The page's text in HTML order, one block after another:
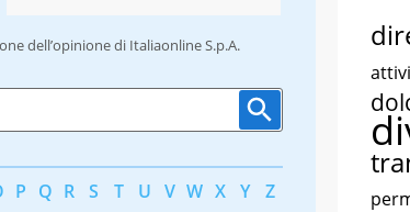
dell’opinione di Italiaonline S.p.A.
P Q R S T U V W X Y Z